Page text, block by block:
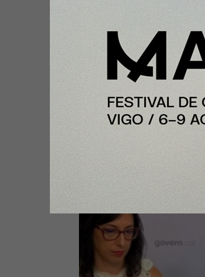
Cataluña
empleo, por
de afiliaciones